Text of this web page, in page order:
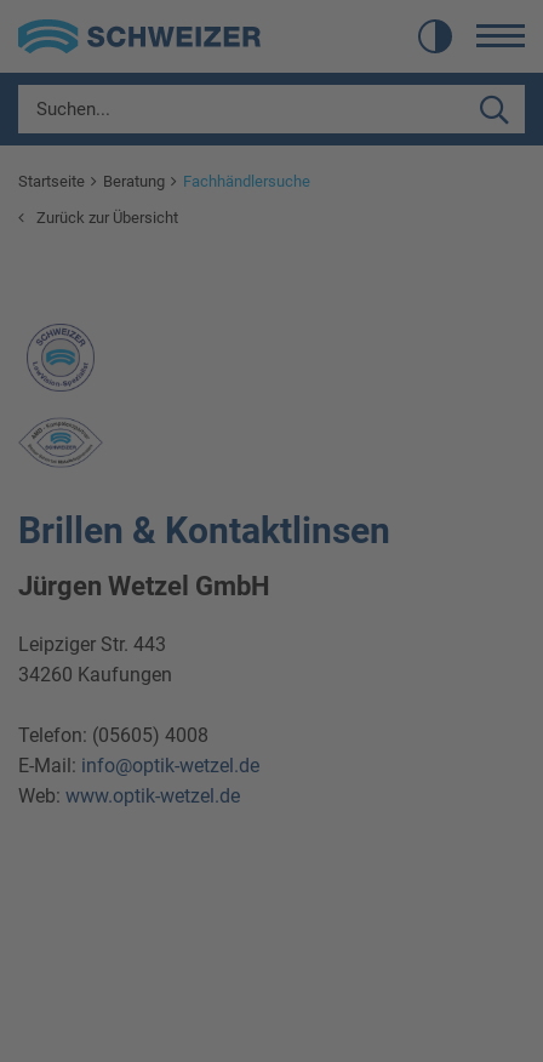
Startseite Beratung
Fachhändlersuche
Zurück zur Übersicht
Brillen & Kontaktlinsen
Jürgen Wetzel GmbH
Leipziger Str. 443
34260 Kaufungen
Telefon: (05605) 4008
E-Mail: info@optik-wetzel.de
Web: www.optik-wetzel.de